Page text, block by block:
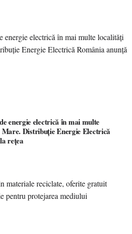
energie electrică în mai multe
Distribuție Energie Electrică
rețea